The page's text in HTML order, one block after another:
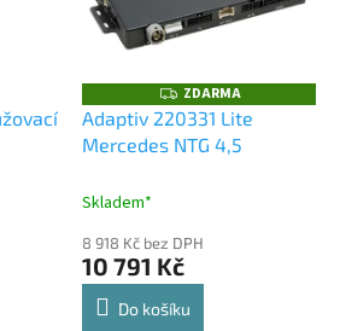
Z
D
A
R
ZDARMA
Adaptiv 220331 Lite
Mercedes NTG 4,5
Skladem*
8 918 Kč bez DPH
10 791 Kč
Do košíku